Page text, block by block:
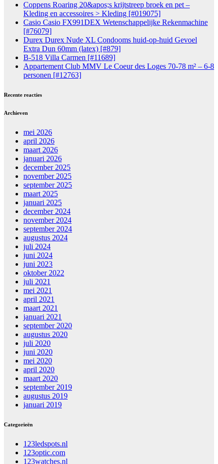
Coppens Roaring 20&apos;s krijtstreep broek en pet –
Kleding en accessoires > Kleding [#019075]
Casio Casio FX991DEX Wetenschappelijke Rekenmachine
[#76079]
Durex Durex Nude XL Condooms huid-op-huid Gevoel
Extra Dun 60mm (latex) [#879]
B-518 Villa Carmen [#11689]
Appartement Club MMV Le Coeur des Loges 70-78 m² – 6-8
personen [#12763]
Recente reacties
Archieven
mei 2026
april 2026
maart 2026
januari 2026
december 2025
november 2025
september 2025
maart 2025
januari 2025
december 2024
november 2024
september 2024
augustus 2024
juli 2024
juni 2024
juni 2023
oktober 2022
juli 2021
mei 2021
april 2021
maart 2021
januari 2021
september 2020
augustus 2020
juli 2020
juni 2020
mei 2020
april 2020
maart 2020
september 2019
augustus 2019
januari 2019
Categorieën
123ledspots.nl
123optic.com
123watches.nl